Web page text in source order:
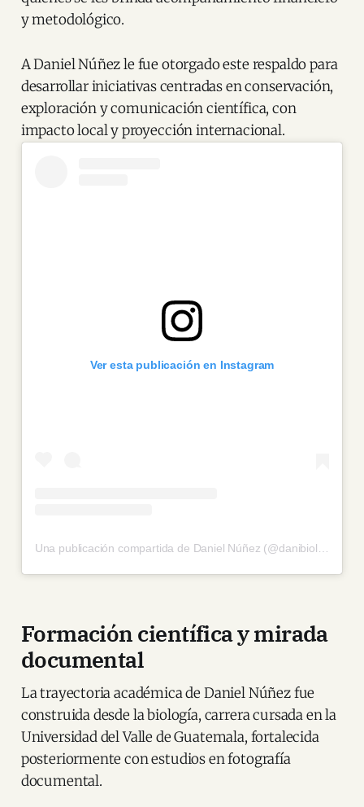
y metodológico.
A Daniel Núñez le fue otorgado este respaldo para
desarrollar iniciativas centradas en conservación,
exploración y comunicación científica, con
impacto local y proyección internacional.
Ver esta publicación en Instagram
Una publicación compartida de Daniel Núñez (@danibiologist)
Formación científica y mirada
documental
La trayectoria académica de Daniel Núñez fue
construida desde la biología, carrera cursada en la
Universidad del Valle de Guatemala, fortalecida
posteriormente con estudios en fotografía
documental.